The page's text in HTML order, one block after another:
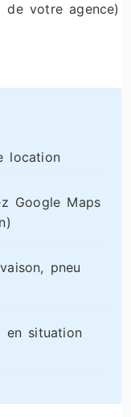
de votre agence)
location
Google Maps
pneu
en situation